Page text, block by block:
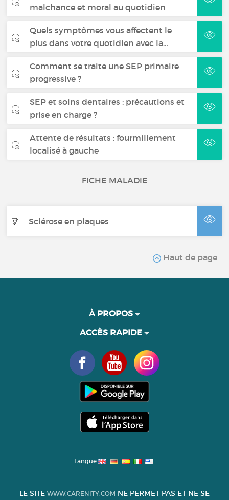
malchance et moral au quotidien
Quels symptômes vous affectent le
plus dans votre quotidien avec la…
Comment se traite une SEP primaire
progressive ?
SEP et soins dentaires : précautions et
prise en charge ?
Attente de résultats : fourmillement
localisé à gauche
FICHE MALADIE
Sclérose en plaques
Haut de page
À PROPOS
ACCÈS RAPIDE
Langue
LE SITE WWW.CARENITY.COM NE PERMET PAS ET NE SE